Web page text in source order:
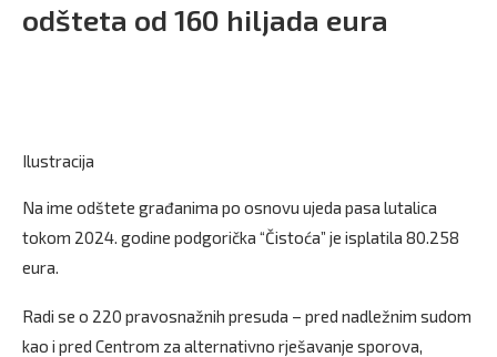
odšteta od 160 hiljada eura
Ilustracija
Na ime odštete građanima po osnovu ujeda pasa lutalica
tokom 2024. godine podgorička “Čistoća” je isplatila 80.258
eura.
Radi se o 220 pravosnažnih presuda – pred nadležnim sudom
kao i pred Centrom za alternativno rješavanje sporova,